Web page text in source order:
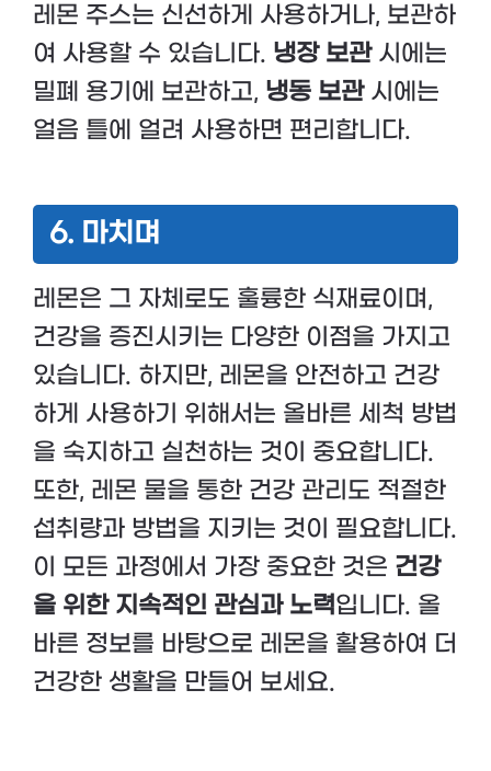
레몬 주스는 신선하게 사용하거나, 보관하
여 사용할 수 있습니다. 냉장 보관시에는
밀폐 용기에 보관하고, 냉동 보관시에는
얼음 틀에 얼려 사용하면 편리합니다.
6. 마치며
레몬은 그 자체로도 훌륭한 식재료이며,
건강을 증진시키는 다양한 이점을 가지고
있습니다. 하지만, 레몬을 안전하고 건강
하게 사용하기 위해서는 올바른 세척 방법
을 숙지하고 실천하는 것이 중요합니다.
또한, 레몬 물을 통한 건강 관리도 적절한
섭취량과 방법을 지키는 것이 필요합니다.
이 모든 과정에서 가장 중요한 것은 건강
을 위한 지속적인 관심과 노력입니다. 올
바른 정보를 바탕으로 레몬을 활용하여 더
건강한 생활을 만들어 보세요.